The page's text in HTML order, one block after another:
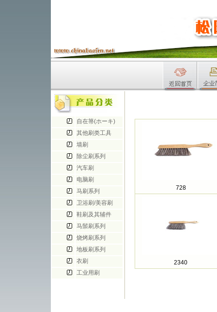
自在箒(ホーキ)
其他刷类工具
墙刷
除尘刷系列
汽车刷
电脑刷
马刷系列
卫浴刷/美容刷
鞋刷及其辅件
马鬃刷系列
烧烤刷系列
地板刷系列
衣刷
工业用刷
728
2340